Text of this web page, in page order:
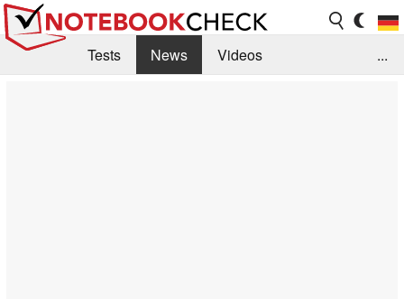
Tests News
Videos
...